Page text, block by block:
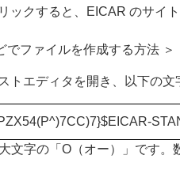
ックすると、EICAR のサイ
でファイルを作成する方法 ＞
トエディタを開き、以下の
文字の「O（オー）」です。